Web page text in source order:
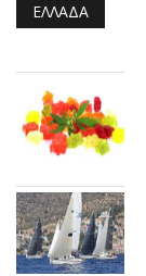
ΕΛΛΆΔΑ